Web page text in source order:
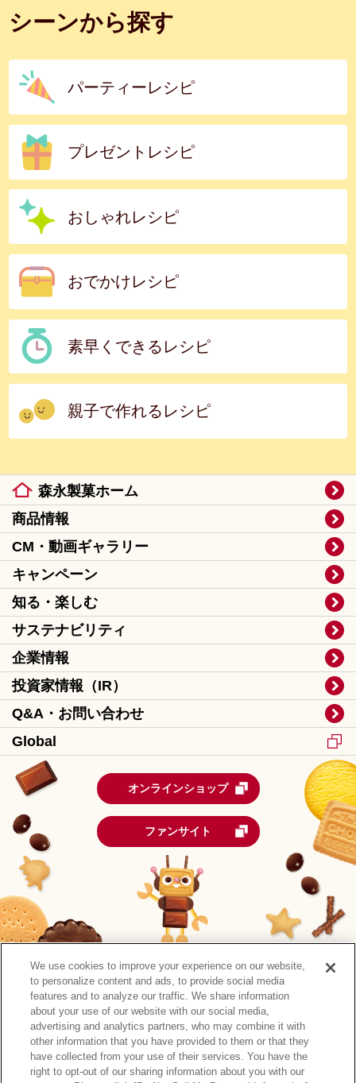
シーンから探す
パーティーレシピ
プレゼントレシピ
おしゃれレシピ
おでかけレシピ
素早くできるレシピ
親子で作れるレシピ
森永製菓ホーム
商品情報
CM・動画ギャラリー
キャンペーン
知る・楽しむ
サステナビリティ
企業情報
投資家情報（IR）
Q&A・お問い合わせ
Global
オンラインショップ
ファンサイト
森永製菓公式アカウント一覧
We use cookies to improve your experience on our website,
to personalize content and ads, to provide social media
features and to analyze our traffic. We share information
about your use of our website with our social media,
advertising and analytics partners, who may combine it with
other information that you have provided to them or that they
have collected from your use of their services. You have the
right to opt-out of our sharing information about you with our